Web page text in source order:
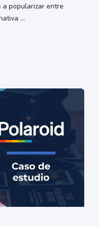
a popularizar entre
...